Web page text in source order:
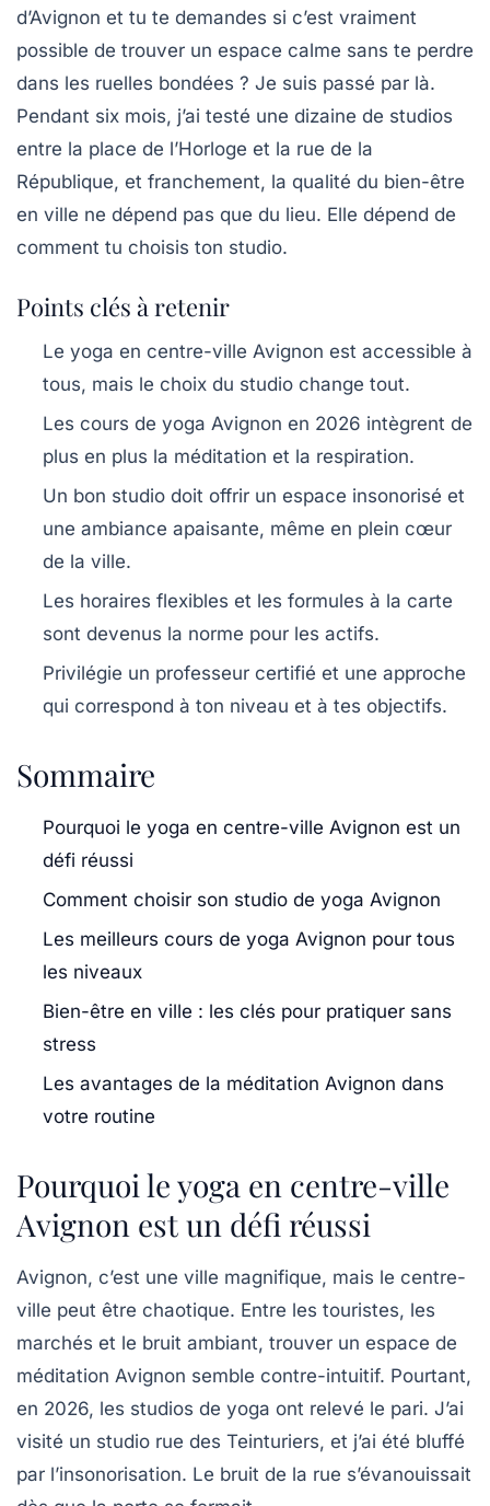
d’Avignon et tu te demandes si c’est vraiment
possible de trouver un espace calme sans te perdre
dans les ruelles bondées ? Je suis passé par là.
Pendant six mois, j’ai testé une dizaine de studios
entre la place de l’Horloge et la rue de la
République, et franchement, la qualité du bien-être
en ville ne dépend pas que du lieu. Elle dépend de
comment tu choisis ton studio.
Points clés à retenir
Le yoga en centre-ville Avignon est accessible à
tous, mais le choix du studio change tout.
Les cours de yoga Avignon en 2026 intègrent de
plus en plus la méditation et la respiration.
Un bon studio doit offrir un espace insonorisé et
une ambiance apaisante, même en plein cœur
de la ville.
Les horaires flexibles et les formules à la carte
sont devenus la norme pour les actifs.
Privilégie un professeur certifié et une approche
qui correspond à ton niveau et à tes objectifs.
Sommaire
Pourquoi le yoga en centre-ville Avignon est un
défi réussi
Comment choisir son studio de yoga Avignon
Les meilleurs cours de yoga Avignon pour tous
les niveaux
Bien-être en ville : les clés pour pratiquer sans
stress
Les avantages de la méditation Avignon dans
votre routine
Pourquoi le yoga en centre-ville
Avignon est un défi réussi
Avignon, c’est une ville magnifique, mais le centre-
ville peut être chaotique. Entre les touristes, les
marchés et le bruit ambiant, trouver un espace de
méditation Avignon semble contre-intuitif. Pourtant,
en 2026, les studios de yoga ont relevé le pari. J’ai
visité un studio rue des Teinturiers, et j’ai été bluffé
par l’insonorisation. Le bruit de la rue s’évanouissait